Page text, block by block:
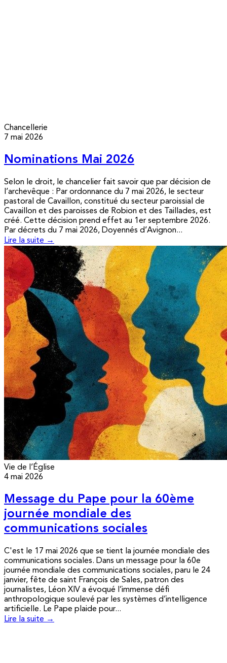
Chancellerie
7 mai 2026
Nominations Mai 2026
Selon le droit, le chancelier fait savoir que par décision de
l’archevêque : Par ordonnance du 7 mai 2026, le secteur
pastoral de Cavaillon, constitué du secteur paroissial de
Cavaillon et des paroisses de Robion et des Taillades, est
créé. Cette décision prend effet au 1er septembre 2026.
Par décrets du 7 mai 2026, Doyennés d’Avignon...
Lire la suite →
Vie de l’Église
4 mai 2026
Message du Pape pour la 60ème
journée mondiale des
communications sociales
C'est le 17 mai 2026 que se tient la journée mondiale des
communications sociales. Dans un message pour la 60e
journée mondiale des communications sociales, paru le 24
janvier, fête de saint François de Sales, patron des
journalistes, Léon XIV a évoqué l’immense défi
anthropologique soulevé par les systèmes d’intelligence
artificielle. Le Pape plaide pour...
Lire la suite →